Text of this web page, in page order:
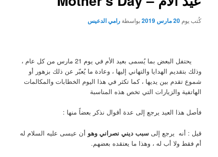
كُتب يوم20 مارس 2019 بواسطةرامي الدعيس
يحتفل البعض بما يُسمى بعيد الأم في يوم 21 مارس من كل عام ،
وذلك بتقديم الهدايا والتهاني إليها ، وعادة ما يُعبّر عن ذلك بزهور أو
شموع تقدم بين يديها ، كما تكثر في هذا اليوم الخطابات والمكالمات
الهاتفية والزيارات التي تخص هذه المناسبة
فأصل هذا العيد يرجع إلى عدة أقوال نذكر بعضاً منها :
قيل : أنه يرجع إلىسبب ديني نصراني وهو أن عيسى عليه السلام له
أم فقط ولا أب له ، وهذا ما يعتقده بعضهم.